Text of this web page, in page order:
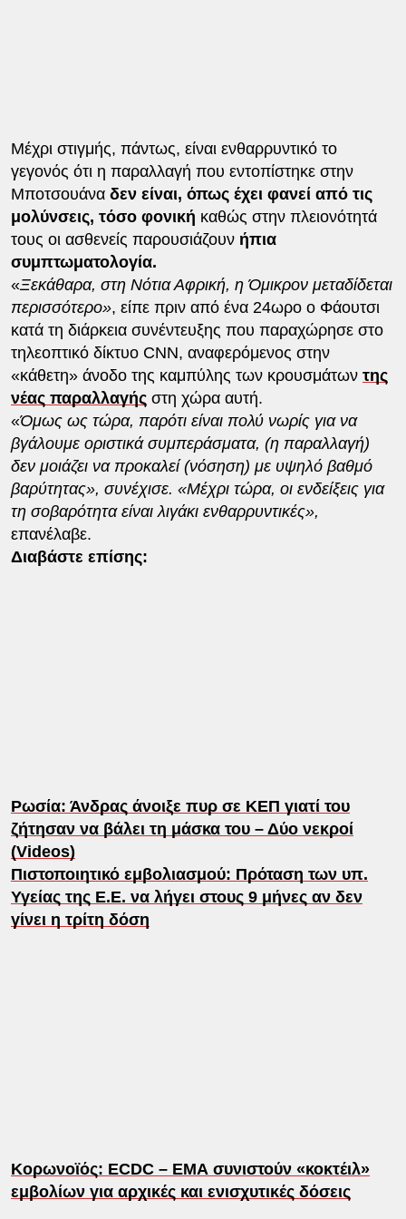
Μέχρι στιγμής, πάντως, είναι ενθαρρυντικό το
γεγονός ότι η παραλλαγή που εντοπίστηκε στην
Μποτσουάνα δεν είναι, όπως έχει φανεί από τις
μολύνσεις, τόσο φονική καθώς στην πλειονότητά
τους οι ασθενείς παρουσιάζουν ήπια
συμπτωματολογία.
«Ξεκάθαρα, στη Νότια Αφρική, η Όμικρον μεταδίδεται
περισσότερο», είπε πριν από ένα 24ωρο ο Φάουτσι
κατά τη διάρκεια συνέντευξης που παραχώρησε στο
τηλεοπτικό δίκτυο CNN, αναφερόμενος στην
«κάθετη» άνοδο της καμπύλης των κρουσμάτων της
νέας παραλλαγήςστη χώρα αυτή.
«Όμως ως τώρα, παρότι είναι πολύ νωρίς για να
βγάλουμε οριστικά συμπεράσματα, (η παραλλαγή)
δεν μοιάζει να προκαλεί (νόσηση) με υψηλό βαθμό
βαρύτητας», συνέχισε. «Μέχρι τώρα, οι ενδείξεις για
τη σοβαρότητα είναι λιγάκι ενθαρρυντικές»,
επανέλαβε.
Διαβάστε επίσης:
Ρωσία: Άνδρας άνοιξε πυρ σε ΚΕΠ γιατί του
ζήτησαν να βάλει τη μάσκα του – Δύο νεκροί
(Videos)
Πιστοποιητικό εμβολιασμού: Πρόταση των υπ.
Υγείας της Ε.Ε. να λήγει στους 9 μήνες αν δεν
γίνει η τρίτη δόση
Κορωνοϊός: ECDC – ΕΜΑ συνιστούν «κοκτέιλ»
εμβολίων για αρχικές και ενισχυτικές δόσεις